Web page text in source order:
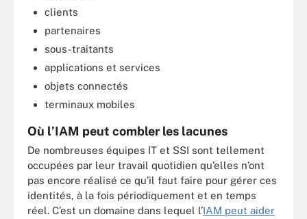
clients
partenaires
sous-traitants
applications et services
objets connectés
terminaux mobiles
Où l’IAM peut combler les lacunes
De nombreuses équipes IT et SSI sont tellement
occupées par leur travail quotidien qu’elles n’ont
pas encore réalisé ce qu’il faut faire pour gérer ces
identités, à la fois périodiquement et en temps
réel. C’est un domaine dans lequel l’IAM peut aider